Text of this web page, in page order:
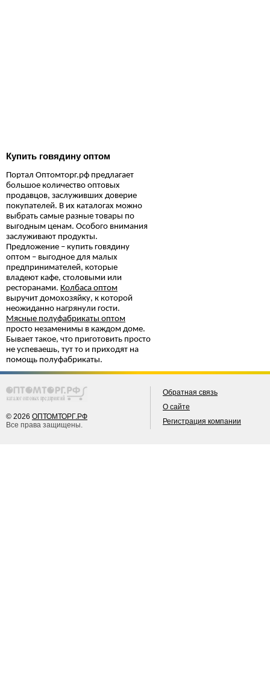
Купить говядину оптом
Портал Оптомторг.рф предлагает
большое количество оптовых
продавцов, заслуживших доверие
покупателей. В их каталогах можно
выбрать самые разные товары по
выгодным ценам. Особого внимания
заслуживают продукты.
Предложение – купить говядину
оптом – выгодное для малых
предпринимателей, которые
владеют кафе, столовыми или
ресторанами. Колбаса оптом
выручит домохозяйку, к которой
неожиданно нагрянули гости.
Мясные полуфабрикаты оптом
просто незаменимы в каждом доме.
Бывает такое, что приготовить просто
не успеваешь, тут то и приходят на
помощь полуфабрикаты.
© 2026 ОПТОМТОРГ.РФ
Все права защищены.
Обратная связь
О сайте
Регистрация компании